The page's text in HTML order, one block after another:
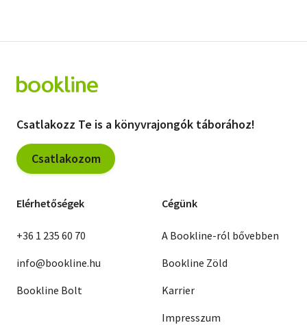
Csatlakozz Te is a könyvrajongók táborához!
Csatlakozom
Elérhetőségek
+36 1 235 60 70
info@bookline.hu
Bookline Bolt
Cégünk
A Bookline-ról bővebben
Bookline Zöld
Karrier
Impresszum